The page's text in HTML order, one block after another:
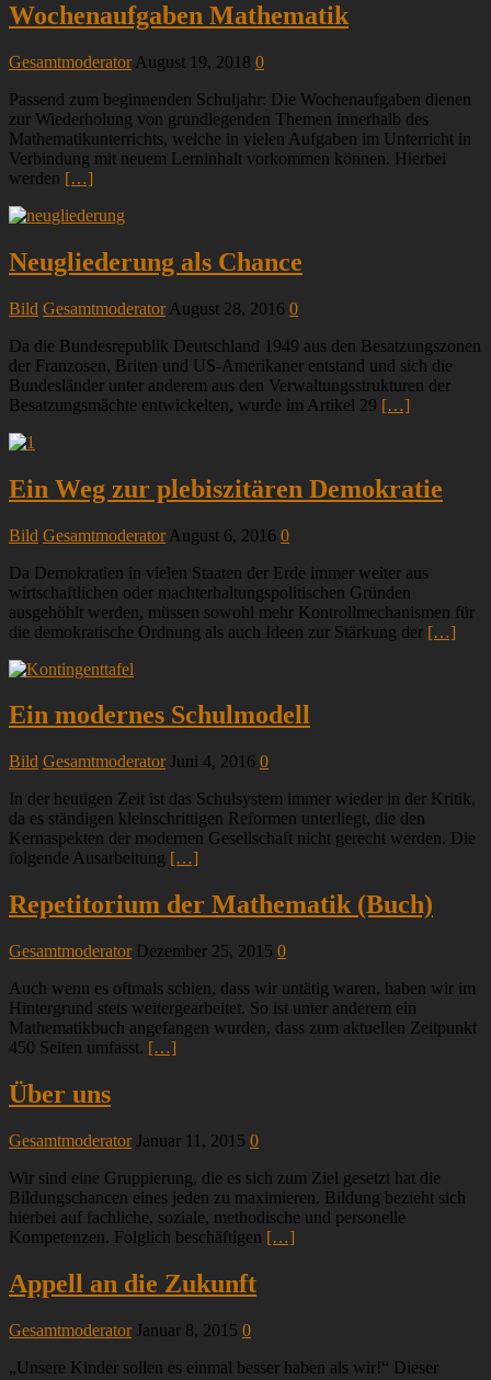
Wochenaufgaben Mathematik
Gesamtmoderator August 19, 2018 0
Passend zum beginnenden Schuljahr: Die Wochenaufgaben dienen
zur Wiederholung von grundlegenden Themen innerhalb des
Mathematikunterrichts, welche in vielen Aufgaben im Unterricht in
Verbindung mit neuem Lerninhalt vorkommen können. Hierbei
werden […]
Neugliederung als Chance
Bild Gesamtmoderator August 28, 2016 0
Da die Bundesrepublik Deutschland 1949 aus den Besatzungszonen
der Franzosen, Briten und US-Amerikaner entstand und sich die
Bundesländer unter anderem aus den Verwaltungsstrukturen der
Besatzungsmächte entwickelten, wurde im Artikel 29 […]
Ein Weg zur plebiszitären Demokratie
Bild Gesamtmoderator August 6, 2016 0
Da Demokratien in vielen Staaten der Erde immer weiter aus
wirtschaftlichen oder machterhaltungspolitischen Gründen
ausgehöhlt werden, müssen sowohl mehr Kontrollmechanismen für
die demokratische Ordnung als auch Ideen zur Stärkung der […]
Ein modernes Schulmodell
Bild Gesamtmoderator Juni 4, 2016 0
In der heutigen Zeit ist das Schulsystem immer wieder in der Kritik,
da es ständigen kleinschrittigen Reformen unterliegt, die den
Kernaspekten der modernen Gesellschaft nicht gerecht werden. Die
folgende Ausarbeitung […]
Repetitorium der Mathematik (Buch)
Gesamtmoderator Dezember 25, 2015 0
Auch wenn es oftmals schien, dass wir untätig waren, haben wir im
Hintergrund stets weitergearbeitet. So ist unter anderem ein
Mathematikbuch angefangen wurden, dass zum aktuellen Zeitpunkt
450 Seiten umfasst. […]
Über uns
Gesamtmoderator Januar 11, 2015 0
Wir sind eine Gruppierung, die es sich zum Ziel gesetzt hat die
Bildungschancen eines jeden zu maximieren. Bildung bezieht sich
hierbei auf fachliche, soziale, methodische und personelle
Kompetenzen. Folglich beschäftigen […]
Appell an die Zukunft
Gesamtmoderator Januar 8, 2015 0
„Unsere Kinder sollen es einmal besser haben als wir!“ Dieser